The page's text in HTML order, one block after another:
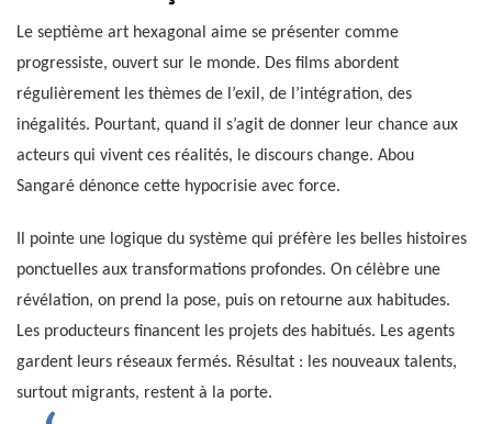
Le septième art hexagonal aime se présenter comme
progressiste, ouvert sur le monde. Des films abordent
régulièrement les thèmes de l’exil, de l’intégration, des
inégalités. Pourtant, quand il s’agit de donner leur chance aux
acteurs qui vivent ces réalités, le discours change. Abou
Sangaré dénonce cette hypocrisie avec force.
Il pointe une logique du système qui préfère les belles histoires
ponctuelles aux transformations profondes. On célèbre une
révélation, on prend la pose, puis on retourne aux habitudes.
Les producteurs financent les projets des habitués. Les agents
gardent leurs réseaux fermés. Résultat : les nouveaux talents,
surtout migrants, restent à la porte.